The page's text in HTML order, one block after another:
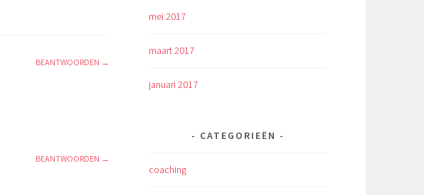
BEANTWOORDEN
BEANTWOORDEN
mei 2017
maart 2017
januari 2017
CATEGORIEËN
coaching